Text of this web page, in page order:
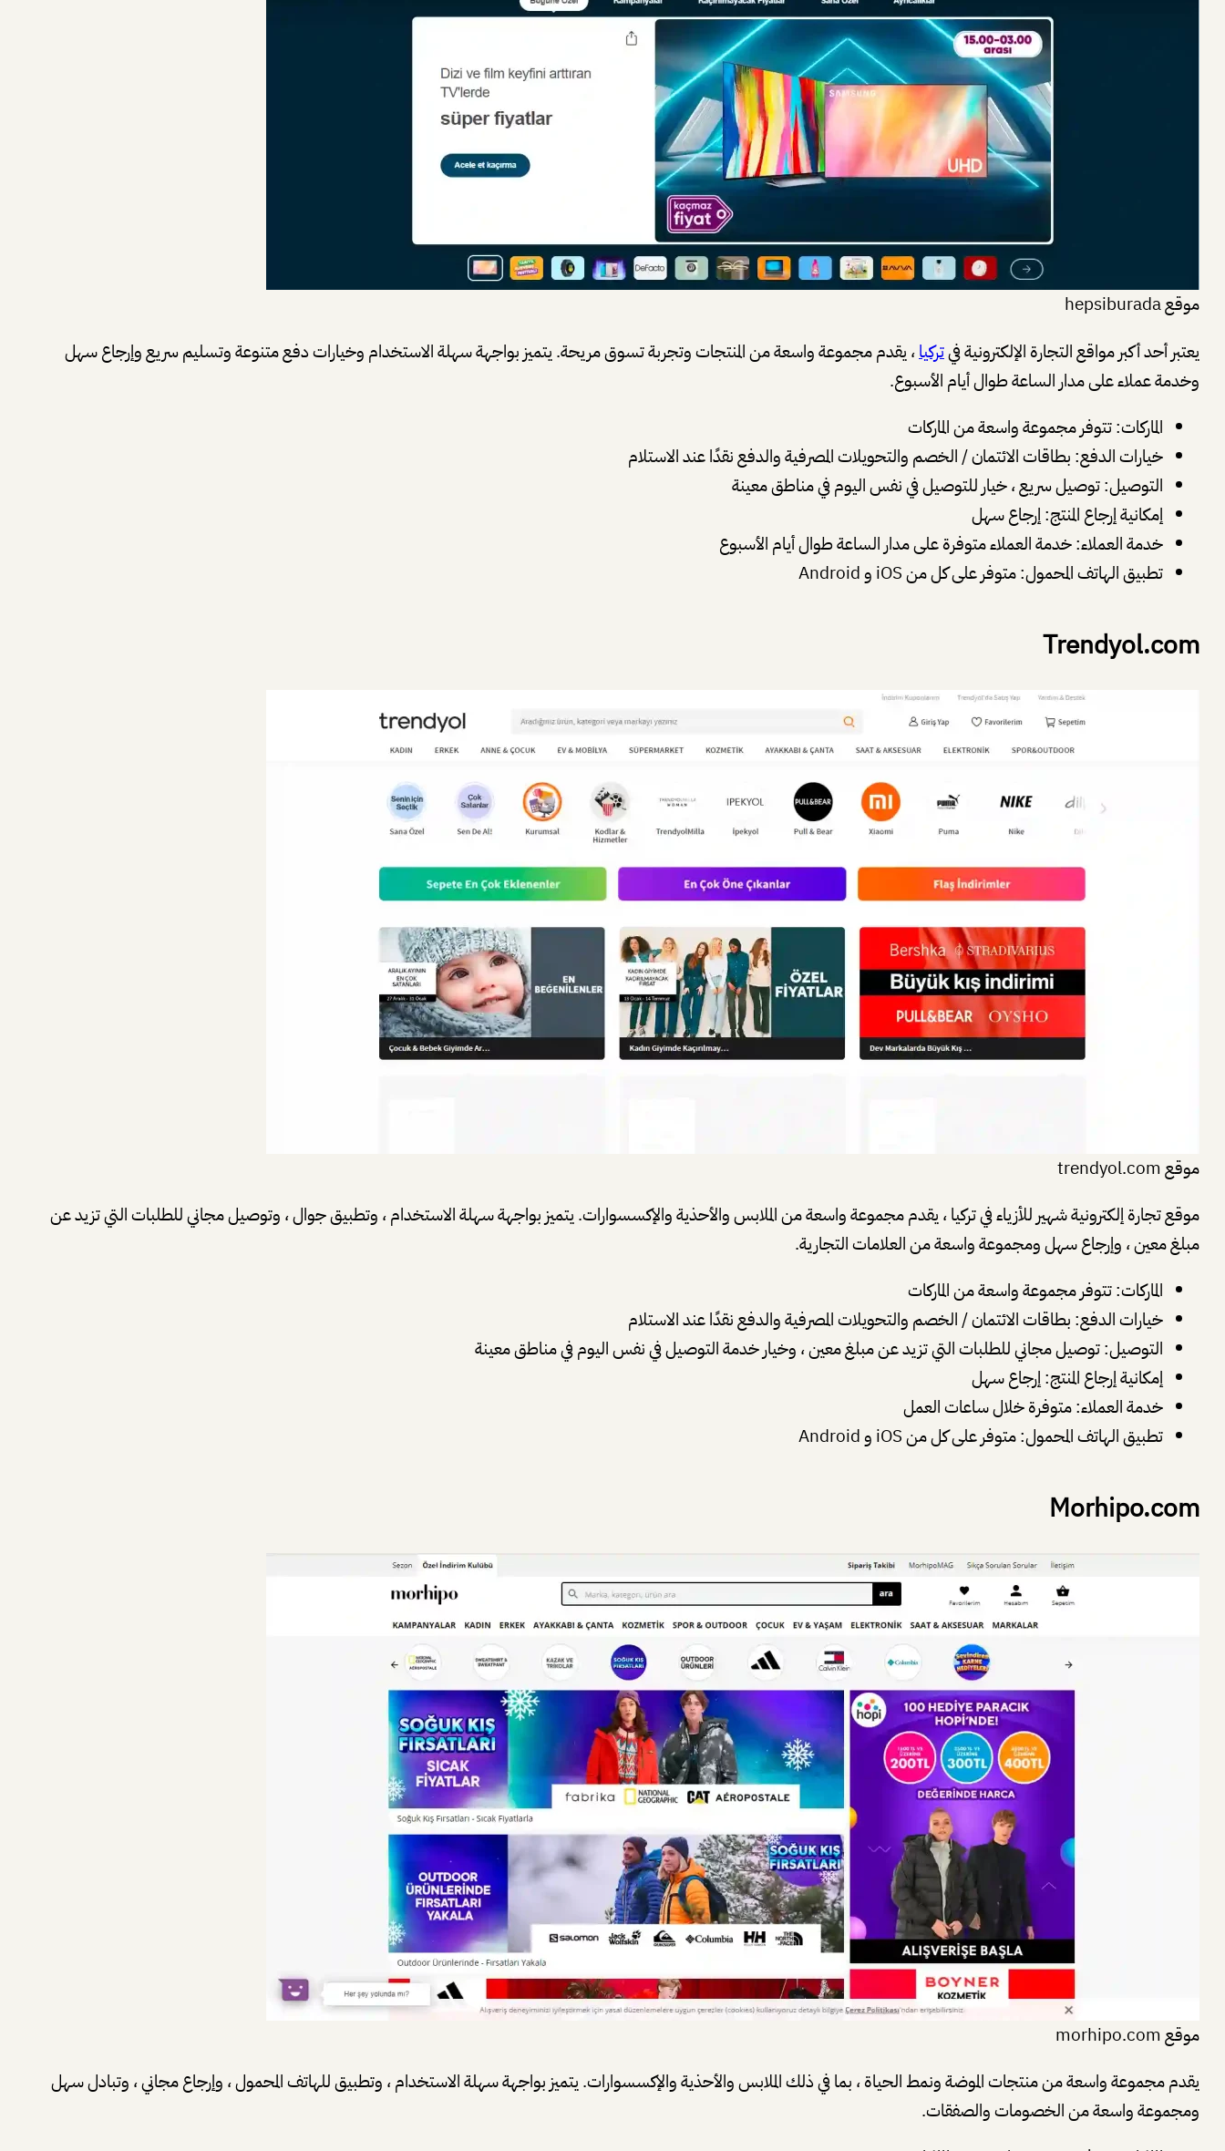
موقع hepsiburada
يعتبر أحد أكبر مواقع التجارة الإلكترونية فيتركيا، يقدم مجموعة واسعة من المنتجات وتجربة تسوق مريحة. يتميز بواجهة سهلة الاستخدام وخيارات دفع متنوعة وتسليم سريع وإرجاع سهل
وخدمة عملاء على مدار الساعة طوال أيام الأسبوع.
الماركات: تتوفر مجموعة واسعة من الماركات
خيارات الدفع: بطاقات الائتمان / الخصم والتحويلات المصرفية والدفع نقدًا عند الاستلام
التوصيل: توصيل سريع ، خيار للتوصيل في نفس اليوم في مناطق معينة
إمكانية إرجاع المنتج: إرجاع سهل
خدمة العملاء: خدمة العملاء متوفرة على مدار الساعة طوال أيام الأسبوع
تطبيق الهاتف المحمول: متوفر على كل من iOS و Android
Trendyol.com
موقع trendyol.com
موقع تجارة إلكترونية شهير للأزياء في تركيا ، يقدم مجموعة واسعة من الملابس والأحذية والإكسسوارات. يتميز بواجهة سهلة الاستخدام ، وتطبيق جوال ، وتوصيل مجاني للطلبات التي تزيد عن
مبلغ معين ، وإرجاع سهل ومجموعة واسعة من العلامات التجارية.
الماركات: تتوفر مجموعة واسعة من الماركات
خيارات الدفع: بطاقات الائتمان / الخصم والتحويلات المصرفية والدفع نقدًا عند الاستلام
التوصيل: توصيل مجاني للطلبات التي تزيد عن مبلغ معين ، وخيار خدمة التوصيل في نفس اليوم في مناطق معينة
إمكانية إرجاع المنتج: إرجاع سهل
خدمة العملاء: متوفرة خلال ساعات العمل
تطبيق الهاتف المحمول: متوفر على كل من iOS و Android
Morhipo.com
موقع morhipo.com
يقدم مجموعة واسعة من منتجات الموضة ونمط الحياة ، بما في ذلك الملابس والأحذية والإكسسوارات. يتميز بواجهة سهلة الاستخدام ، وتطبيق للهاتف المحمول ، وإرجاع مجاني ، وتبادل سهل
ومجموعة واسعة من الخصومات والصفقات.